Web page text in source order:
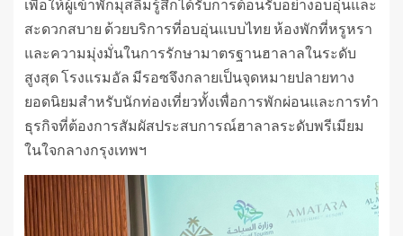
เพื่อให้ผู้เข้าพักมุสลิมรู้สึกได้รับการต้อนรับอย่างอบอุ่นและ
สะดวกสบาย ด้วยบริการที่อบอุ่นแบบไทย ห้องพักที่หรูหรา
และความมุ่งมั่นในการรักษามาตรฐานฮาลาลในระดับ
สูงสุด โรงแรมอัล มีรอซจึงกลายเป็นจุดหมายปลายทาง
ยอดนิยมสำหรับนักท่องเที่ยวทั้งเพื่อการพักผ่อนและการทำ
ธุรกิจที่ต้องการสัมผัสประสบการณ์ฮาลาลระดับพรีเมียม
ในใจกลางกรุงเทพฯ